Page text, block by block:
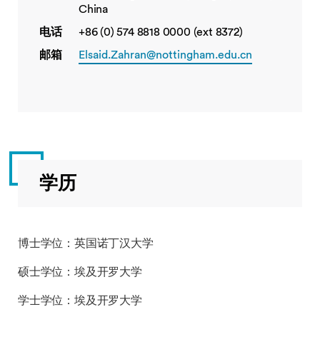
China
电话
+86 (0) 574 8818 0000 (ext 8372)
邮箱
Elsaid.Zahran@nottingham.edu.cn
学历
博士学位：英国诺丁汉大学
硕士学位：埃及开罗大学
学士学位：埃及开罗大学